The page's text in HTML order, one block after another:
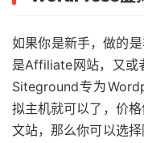
如果你是新手，做的
是Affiliate网站，又或
Siteground专为
拟主机就可以了，价
文站，那么你可以选